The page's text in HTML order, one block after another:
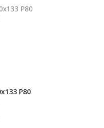
P80